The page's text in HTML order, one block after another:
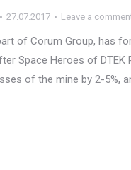
27.07.2017 Leave a
of Corum Group, has
Space Heroes of DTEK
of the mine by 2-5%,